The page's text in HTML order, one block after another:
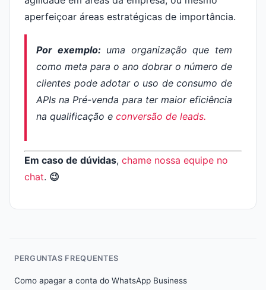
aperfeiçoar áreas estratégicas de importância.
Por exemplo:uma organização que tem
como meta para o ano dobrar o número de
clientes pode adotar o uso de consumo de
APIs na Pré-venda para ter maior eficiência
na qualificação e conversão de leads.
Em caso de dúvidas, chame nossa equipe no
chat. 😉
PERGUNTAS FREQUENTES
Como apagar a conta do WhatsApp Business